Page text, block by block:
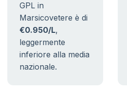
GPL in
Marsicovetere è di
€0.950/L,
leggermente
inferiore alla media
nazionale.